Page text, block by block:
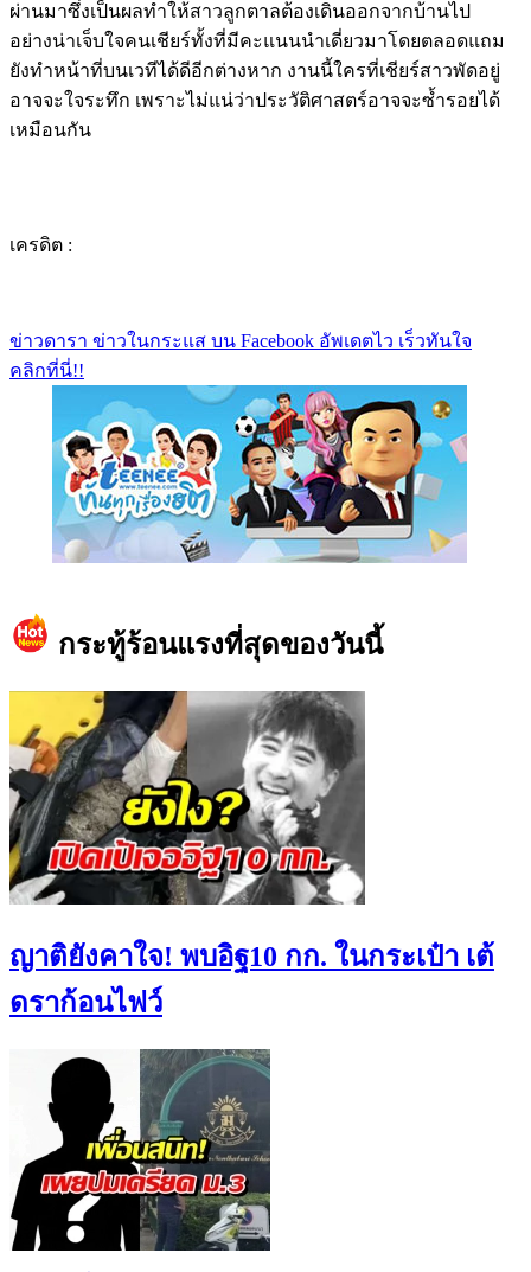
ผ่านมาซึ่งเป็นผลทำให้สาวลูกตาลต้องเดินออกจากบ้านไป
อย่างน่าเจ็บใจคนเชียร์ทั้งที่มีคะแนนนำเดี่ยวมาโดยตลอดแถม
ยังทำหน้าที่บนเวทีได้ดีอีกต่างหาก งานนี้ใครที่เชียร์สาวพัดอยู่
อาจจะใจระทึก เพราะไม่แน่ว่าประวัติศาสตร์อาจจะซ้ำรอยได้
เหมือนกัน
เครดิต :
ข่าวดารา ข่าวในกระแส บน Facebook อัพเดตไว เร็วทันใจ
คลิกที่นี่!!
กระทู้ร้อนแรงที่สุดของวันนี้
ญาติยังคาใจ! พบอิฐ10 กก. ในกระเป๋า เต้
ดราก้อนไฟว์